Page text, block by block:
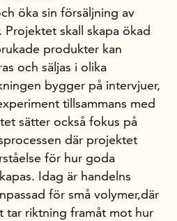
öka sin försäljning av
skall skapa ökad
produkter kan
och säljas i olika
bygger på intervjuer,
tillsammans med
sätter också fokus på
där projektet
för hur goda
Idag är handelns
för små volymer,där
tar riktning framåt mot hur